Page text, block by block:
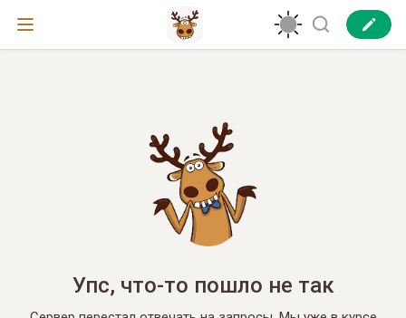
Упс, что-то пошло не так